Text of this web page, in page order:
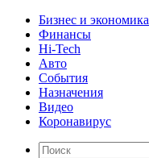
Бизнес и экономика
Финансы
Hi-Tech
Авто
События
Назначения
Видео
Коронавирус